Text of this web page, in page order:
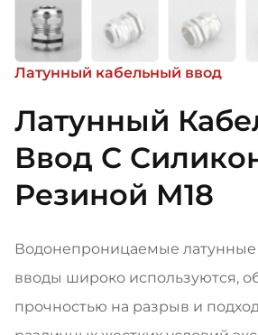
Латунный кабельный ввод
Латунный
Ввод С
Резиной M18
Водонепроницаемые
вводы широко используются,
прочностью на разрыв и